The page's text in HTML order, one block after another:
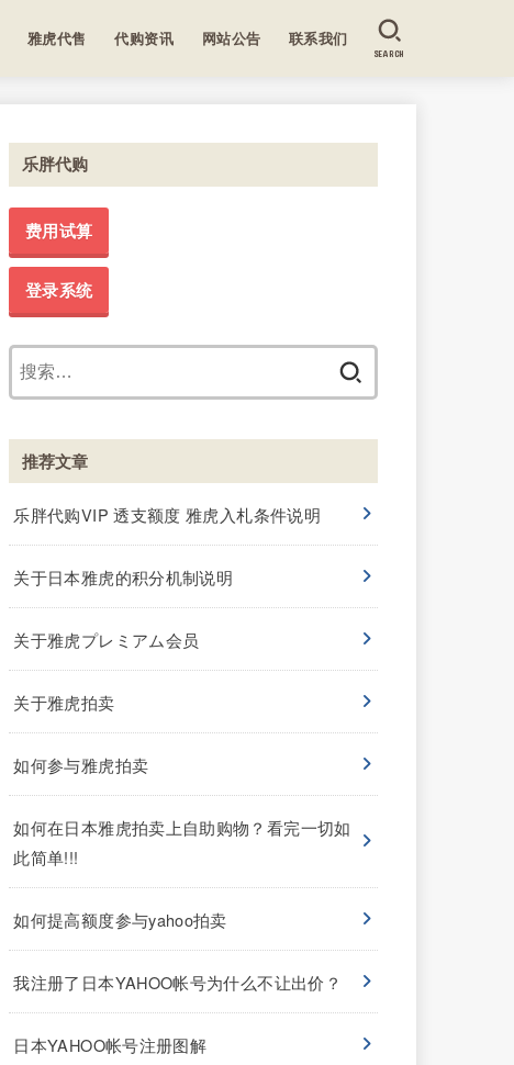
雅虎代售 代购资讯 网站公告 联系我们
SEARCH
乐胖代购
费用试算
登录系统
推荐文章
乐胖代购VIP 透支额度 雅虎入札条件说明
关于日本雅虎的积分机制说明
关于雅虎プレミアム会员
关于雅虎拍卖
如何参与雅虎拍卖
如何在日本雅虎拍卖上自助购物？看完一切如
此简单!!!
如何提高额度参与yahoo拍卖
我注册了日本YAHOO帐号为什么不让出价？
日本YAHOO帐号注册图解